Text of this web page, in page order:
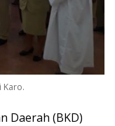
Karo.
Daerah (BKD)